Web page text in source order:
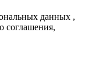
данных ,
соглашения,